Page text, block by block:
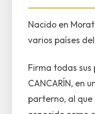
Nacido en
varios países
Firma todas sus
CANCARÍN, en
parterno, al que